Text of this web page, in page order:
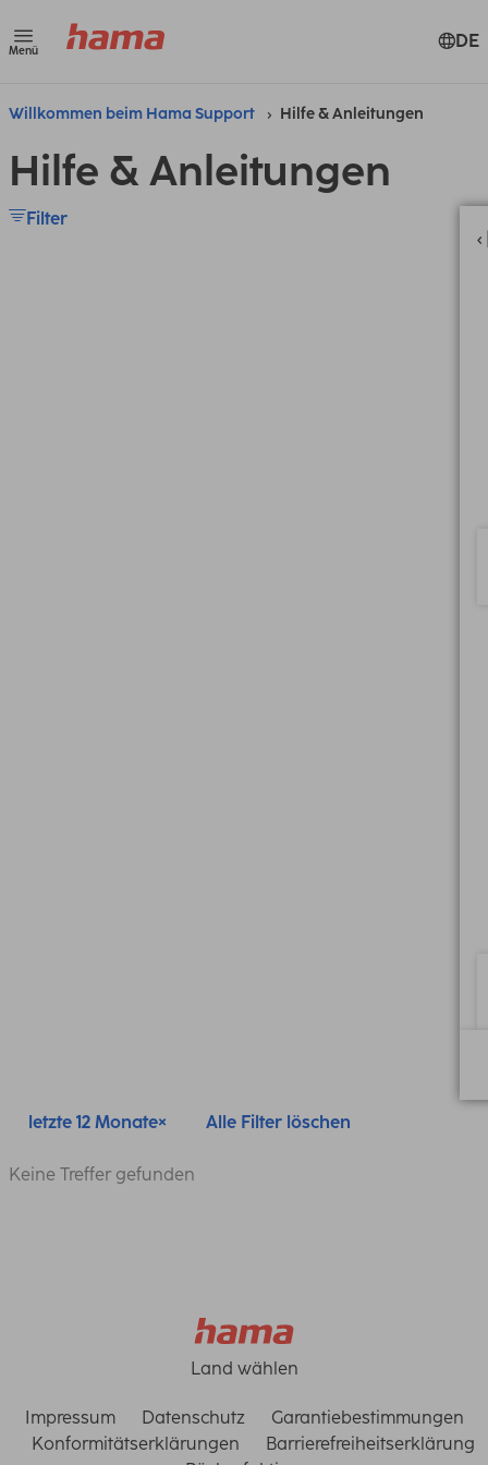
Menü DE
Willkommen beim Hama Support Hilfe & Anleitungen
Hilfe & Anleitungen
Filter
letzte 12 Monate Alle Filter löschen
Keine Treffer gefunden
Land wählen
Impressum Datenschutz
Garantiebestimmungen
Konformitätserklärungen
Barrierefreiheitserklärung